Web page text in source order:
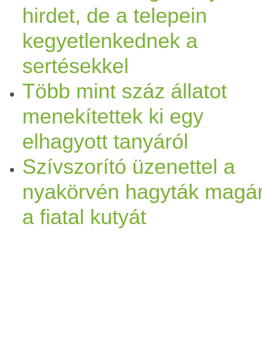
hirdet, de a telepein
kegyetlenkednek a
sertésekkel
Több mint száz állatot
menekítettek ki egy
elhagyott tanyáról
Szívszorító üzenettel a
nyakörvén hagyták
a fiatal kutyát